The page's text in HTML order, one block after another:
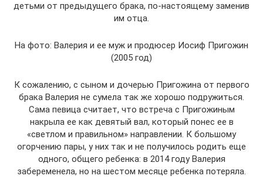
детьми от предыдущего брака, по-настоящему заменив
им отца.
На фото: Валерия и ее муж и продюсер Иосиф Пригожин
(2005 год)
К сожалению, с сыном и дочерью Пригожина от первого
брака Валерия не сумела так же хорошо подружиться.
Сама певица считает, что встреча с Пригожиным
накрыла ее как девятый вал, который понес ее в
«светлом и правильном» направлении. К большому
огорчению пары, у них так и не получилось родить еще
одного, общего ребенка: в 2014 году Валерия
забеременела, но на шестом месяце ребенка потеряла.